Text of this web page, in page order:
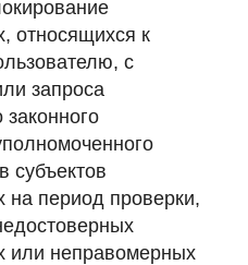
относящихся к
с
запроса
субъектов
на период проверки,
или неправомерных